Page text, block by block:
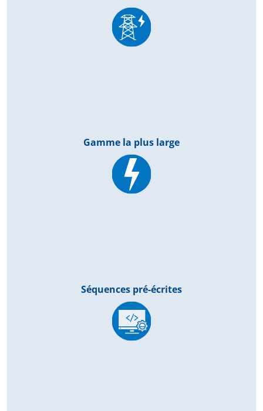
Gamme la plus large
Séquences pré-écrites